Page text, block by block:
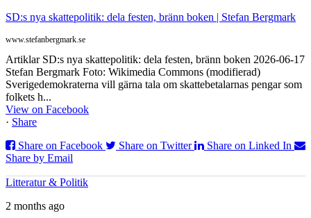
SD:s nya skattepolitik: dela festen, bränn boken | Stefan Bergmark
www.stefanbergmark.se
Artiklar SD:s nya skattepolitik: dela festen, bränn boken 2026-06-17
Stefan Bergmark Foto: Wikimedia Commons (modifierad)
Sverigedemokraterna vill gärna tala om skattebetalarnas pengar som
folkets h...
View on Facebook
· Share
Share on Facebook
Share on Twitter
Share on Linked In
Share by Email
Litteratur & Politik
2 months ago